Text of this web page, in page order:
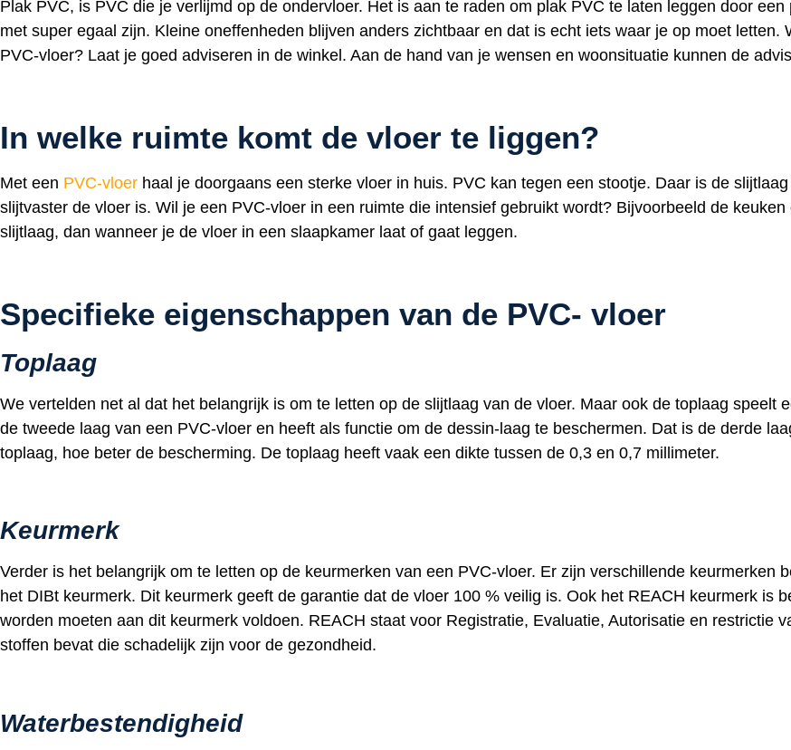
Plak PVC, is PVC die je verlijmd op de ondervloer. Het is aan te raden om plak PVC te laten leggen door
met super egaal zijn. Kleine oneffenheden blijven anders zichtbaar en dat is echt iets waar je op moet
PVC-vloer? Laat je goed adviseren in de winkel. Aan de hand van je wensen en woonsituatie kunnen de
In welke ruimte komt de vloer te liggen?
Met een PVC-vloer haal je doorgaans een sterke vloer in huis. PVC kan tegen een stootje. Daar is de
slijtvaster de vloer is. Wil je een PVC-vloer in een ruimte die intensief gebruikt wordt? Bijvoorbeeld de
slijtlaag, dan wanneer je de vloer in een slaapkamer laat of gaat leggen.
Specifieke eigenschappen van de PVC- vloer
Toplaag
We vertelden net al dat het belangrijk is om te letten op de slijtlaag van de vloer. Maar ook de toplaag speelt
de tweede laag van een PVC-vloer en heeft als functie om de dessin-laag te beschermen. Dat is de derde
toplaag, hoe beter de bescherming. De toplaag heeft vaak een dikte tussen de 0,3 en 0,7 millimeter.
Keurmerk
Verder is het belangrijk om te letten op de keurmerken van een PVC-vloer. Er zijn verschillende keurmerken
het DIBt keurmerk. Dit keurmerk geeft de garantie dat de vloer 100 % veilig is. Ook het REACH keurmerk is
worden moeten aan dit keurmerk voldoen. REACH staat voor Registratie, Evaluatie, Autorisatie en restrictie
stoffen bevat die schadelijk zijn voor de gezondheid.
Waterbestendigheid